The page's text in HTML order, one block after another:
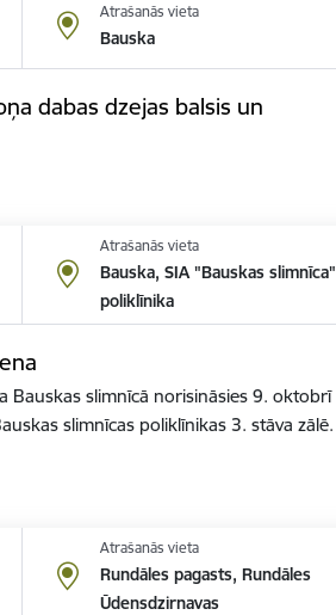
Atrašanās vieta
Bauska
dabas dzejas balsis un
Atrašanās vieta
Bauska, SIA "Bauskas slimnīca"
poliklīnika
Bauskas slimnīcā norisināsies 9. oktobrī
slimnīcas poliklīnikas 3. stāva zālē.
Atrašanās vieta
Rundāles pagasts, Rundāles
Ūdensdzirnavas